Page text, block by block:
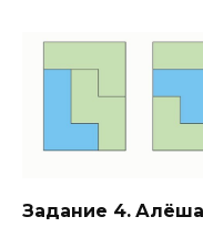
Задание 4.